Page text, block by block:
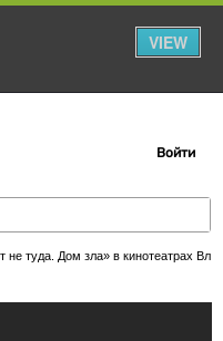
VIEW
Войти
Дом зла» в кинотеатрах Владивостока. Купить билеты!